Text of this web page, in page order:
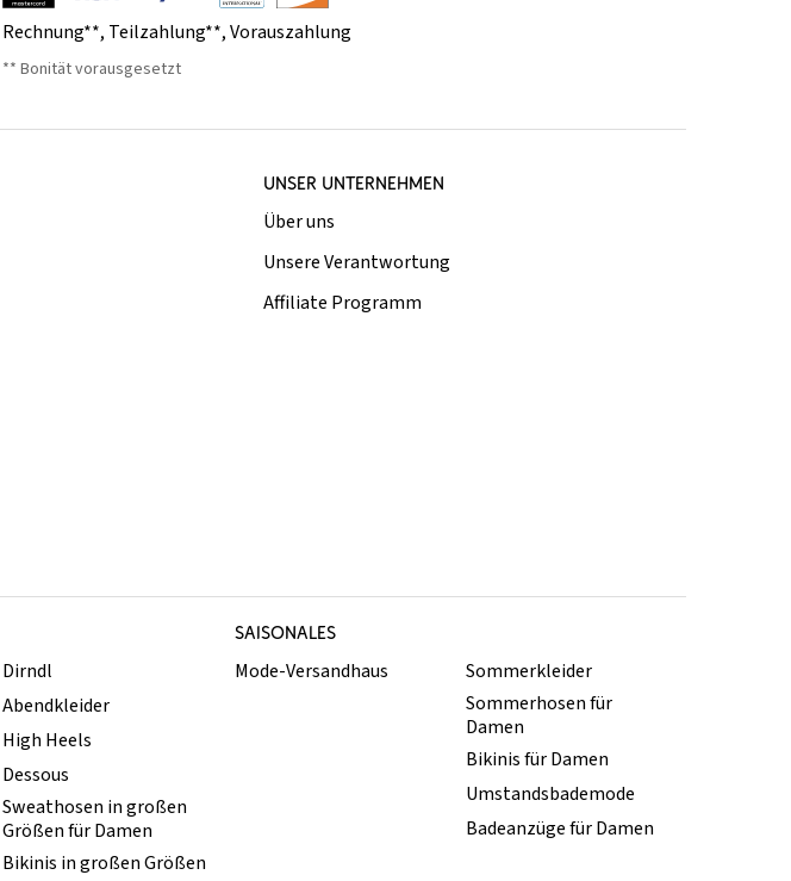
Rechnung**, Teilzahlung**,Vorauszahlung
** Bonität vorausgesetzt
UNSER UNTERNEHMEN
Über uns
Unsere Verantwortung
Affiliate Programm
SAISONALES
Dirndl
Abendkleider
High Heels
Dessous
Sweathosen in großen
Größen für Damen
Mode-Versandhaus
Sommerkleider
Sommerhosen für
Damen
Bikinis für Damen
Umstandsbademode
Badeanzüge für Damen
Bikinis in großen Größen